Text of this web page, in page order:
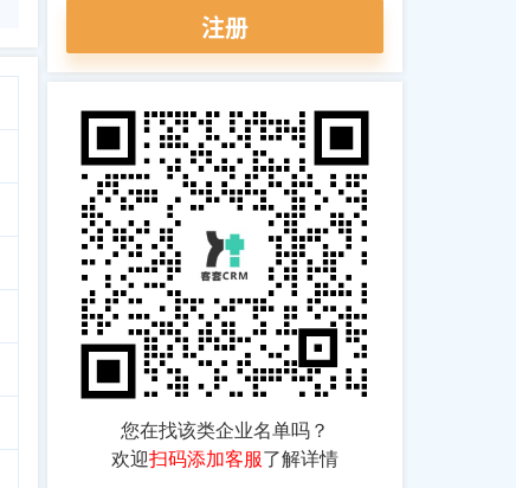
注册
您在找该类企业名单吗？
欢迎扫码添加客服了解详情